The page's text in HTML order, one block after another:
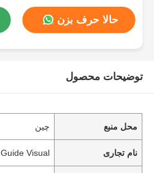
حالا حرف بزن
توضیحات محصول
محل منبع چین
نام تجاری Guide Visual